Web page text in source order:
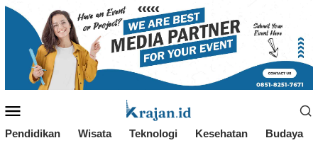
Loncat
Mobile
Pendidikan Wisata Teknologi Kesehatan Budaya